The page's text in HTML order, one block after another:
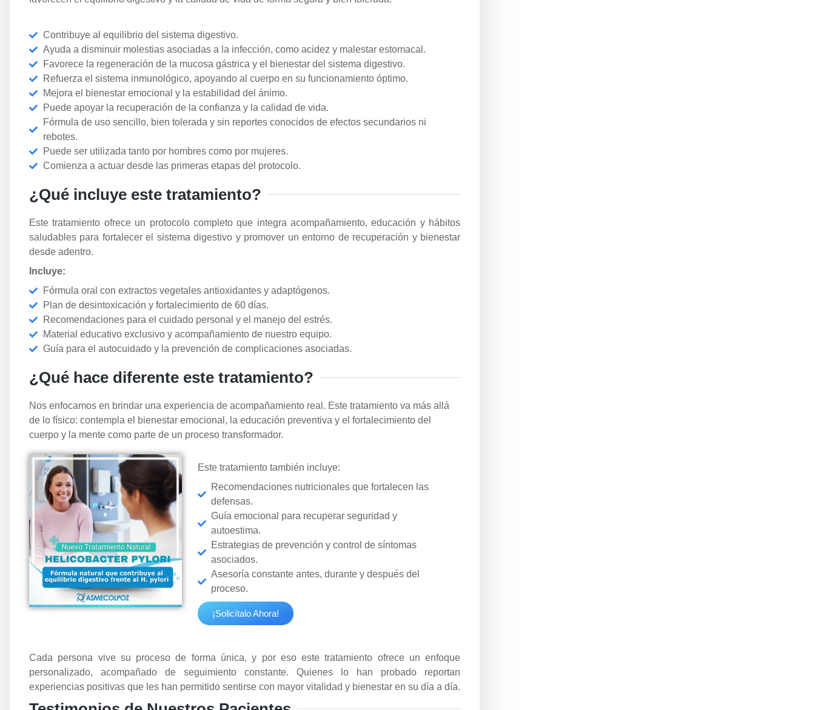
Contribuye al equilibrio del sistema digestivo.
Ayuda a disminuir molestias asociadas a la infección, como acidez y malestar estomacal.
Favorece la regeneración de la mucosa gástrica y el bienestar del sistema digestivo.
Refuerza el sistema inmunológico, apoyando al cuerpo en su funcionamiento óptimo.
Mejora el bienestar emocional y la estabilidad del ánimo.
Puede apoyar la recuperación de la confianza y la calidad de vida.
Fórmula de uso sencillo, bien tolerada y sin reportes conocidos de efectos secundarios ni
rebotes.
Puede ser utilizada tanto por hombres como por mujeres.
Comienza a actuar desde las primeras etapas del protocolo.
¿Qué incluye este tratamiento?
Este tratamiento ofrece un protocolo completo que integra acompañamiento, educación y hábitos
saludables para fortalecer el sistema digestivo y promover un entorno de recuperación y bienestar
desde adentro.
Incluye:
Fórmula oral con extractos vegetales antioxidantes y adaptógenos.
Plan de desintoxicación y fortalecimiento de 60 días.
Recomendaciones para el cuidado personal y el manejo del estrés.
Material educativo exclusivo y acompañamiento de nuestro equipo.
Guía para el autocuidado y la prevención de complicaciones asociadas.
¿Qué hace diferente este tratamiento?
Nos enfocamos en brindar una experiencia de acompañamiento real. Este tratamiento va más allá
de lo físico: contempla el bienestar emocional, la educación preventiva y el fortalecimiento del
cuerpo y la mente como parte de un proceso transformador.
Este tratamiento también incluye:
Recomendaciones nutricionales que fortalecen las
defensas.
Guía emocional para recuperar seguridad y
autoestima.
Estrategias de prevención y control de síntomas
asociados.
Asesoría constante antes, durante y después del
proceso.
¡Solicítalo Ahora!
Cada persona vive su proceso de forma única, y por eso este tratamiento ofrece un enfoque
personalizado, acompañado de seguimiento constante. Quienes lo han probado reportan
experiencias positivas que les han permitido sentirse con mayor vitalidad y bienestar en su día a día.